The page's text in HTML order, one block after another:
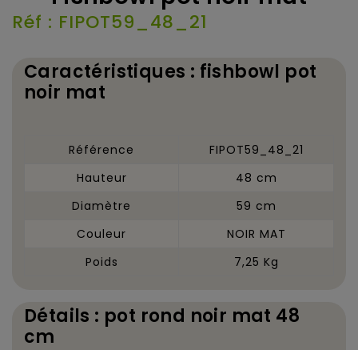
Réf : FIPOT59_48_21
Caractéristiques : fishbowl pot
noir mat
Référence
FIPOT59_48_21
Hauteur
48 cm
Diamètre
59 cm
Couleur
NOIR MAT
Poids
7,25 Kg
Détails : pot rond noir mat 48
cm